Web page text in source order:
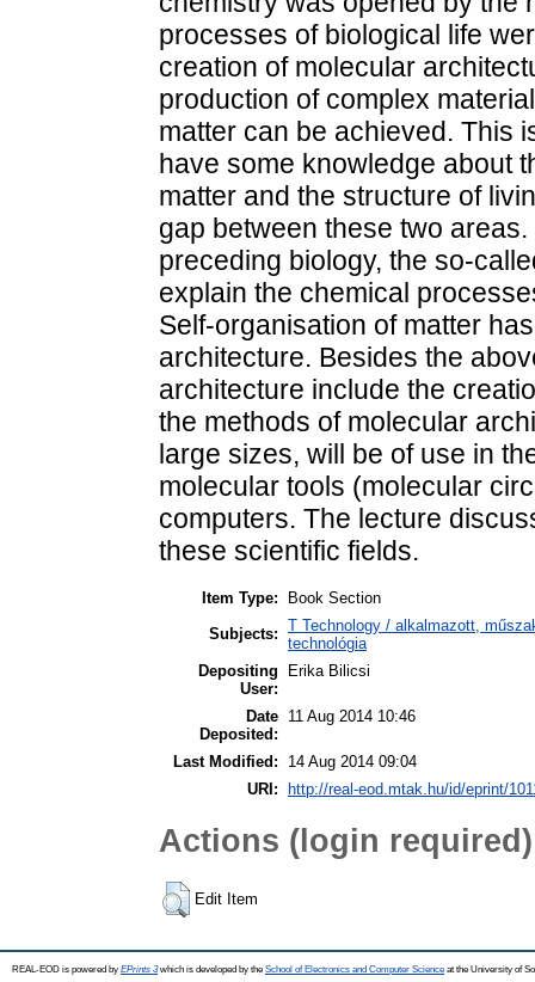
processes of biological life
creation of molecular
production of complex
matter can be achieved. This
have some knowledge about
matter and the structure of
gap between these two
preceding biology, the so-
explain the chemical
Self-organisation of matter
architecture. Besides the
architecture include the
the methods of molecular
large sizes, will be of use in
molecular tools (molecular
computers. The lecture
these scientific fields.
Item Type:
Book Section
Subjects: T Technology / alkalmazott,
technológia
Depositing
User:
Erika Bilicsi
Date
Deposited:
11 Aug 2014 10:46
Last Modified:
14 Aug 2014 09:04
URI: http://real-eod.mtak.hu/id/eprint/
Actions (login required)
Edit Item
REAL-EOD is powered by EPrints 3which is developed by the School of Electronics and Computer Science at the University of